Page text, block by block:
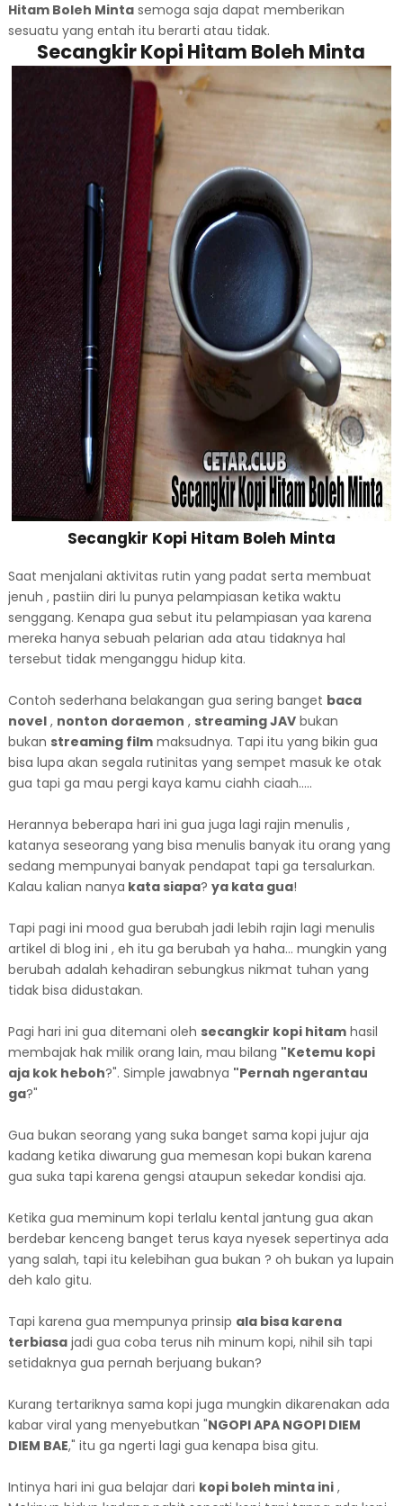
Hitam Boleh Mintasemoga saja dapat memberikan
sesuatu yang entah itu berarti atau tidak.
Secangkir Kopi Hitam Boleh Minta
Secangkir Kopi Hitam Boleh Minta
Saat menjalani aktivitas rutin yang padat serta membuat
jenuh , pastiin diri lu punya pelampiasan ketika waktu
senggang. Kenapa gua sebut itu pelampiasan yaa karena
mereka hanya sebuah pelarian ada atau tidaknya hal
tersebut tidak menganggu hidup kita.
Contoh sederhana belakangan gua sering banget baca
novel, nonton doraemon , streaming JAVbukan
bukan streaming filmmaksudnya. Tapi itu yang bikin gua
bisa lupa akan segala rutinitas yang sempet masuk ke otak
gua tapi ga mau pergi kaya kamu ciahh ciaah.....
Herannya beberapa hari ini gua juga lagi rajin menulis ,
katanya seseorang yang bisa menulis banyak itu orang yang
sedang mempunyai banyak pendapat tapi ga tersalurkan.
Kalau kalian nanya kata siapa? ya kata gua!
Tapi pagi ini mood gua berubah jadi lebih rajin lagi menulis
artikel di blog ini , eh itu ga berubah ya haha... mungkin yang
berubah adalah kehadiran sebungkus nikmat tuhan yang
tidak bisa didustakan.
Pagi hari ini gua ditemani oleh secangkir kopi hitamhasil
membajak hak milik orang lain, mau bilang "Ketemu kopi
aja kok heboh?". Simple jawabnya "Pernah ngerantau
ga?"
Gua bukan seorang yang suka banget sama kopi jujur aja
kadang ketika diwarung gua memesan kopi bukan karena
gua suka tapi karena gengsi ataupun sekedar kondisi aja.
Ketika gua meminum kopi terlalu kental jantung gua akan
berdebar kenceng banget terus kaya nyesek sepertinya ada
yang salah, tapi itu kelebihan gua bukan ? oh bukan ya lupain
deh kalo gitu.
Tapi karena gua mempunya prinsip ala bisa karena
terbiasajadi gua coba terus nih minum kopi, nihil sih tapi
setidaknya gua pernah berjuang bukan?
Kurang tertariknya sama kopi juga mungkin dikarenakan ada
kabar viral yang menyebutkan "NGOPI APA NGOPI DIEM
DIEM BAE," itu ga ngerti lagi gua kenapa bisa gitu.
Intinya hari ini gua belajar dari kopi boleh minta ini,